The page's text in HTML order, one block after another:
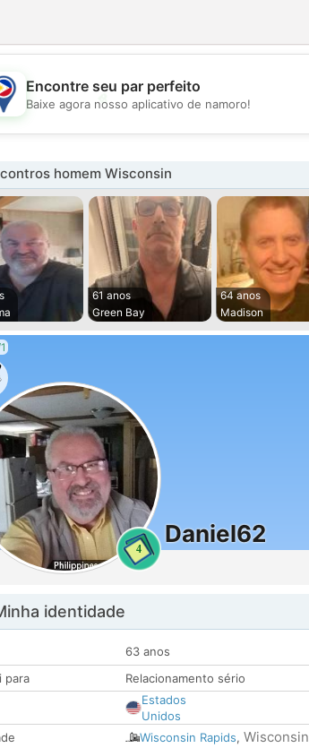
💖
Encontre seu par perfeito
Baixe agora nosso aplicativo de namoro!
homem Wisconsin
61 anos
Green Bay
64 anos
Madison
4
Daniel62
identidade
63 anos
para
Relacionamento sério
Estados
Unidos
Wisconsin Rapids, Wisconsin